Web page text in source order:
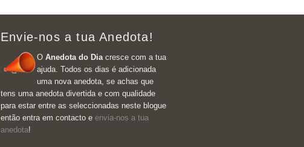
Envie-nos a tua Anedota!
O Anedota do Diacresce com a tua
ajuda. Todos os dias é adicionada
uma nova anedota, se achas que
tens uma anedota divertida e com qualidade
para estar entre as seleccionadas neste blogue
então entra em contacto e envia-nos a tua
anedota!